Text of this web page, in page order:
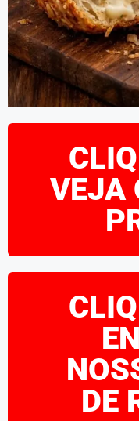
VEJA
DE